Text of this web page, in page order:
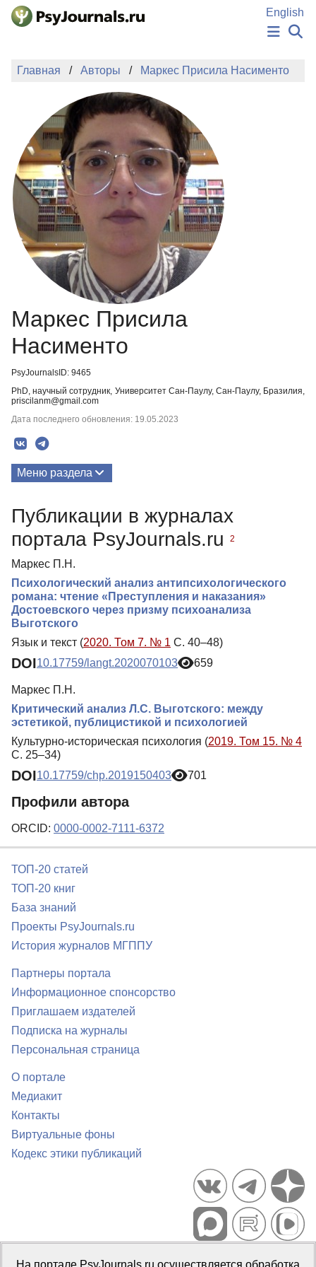
Перейти к основному содержанию
English
НОВОСТИ
АВТОРЫ
ПОДАТЬ РУКОПИСЬ
БАЗА ЗНАНИЙ
КЛЮЧЕВЫЕ СЛОВА
Регистрация
Главная Авторы Маркес Присила Насименто
Маркес Присила
Насименто
PsyJournalsID: 9465
PhD, научный сотрудник, Университет Сан-Паулу, Сан-Паулу, Бразилия,
priscilanm@gmail.com
Дата последнего обновления: 19.05.2023
Меню раздела
Публикации в журналах
портала PsyJournals.ru
2
Маркес П.Н.
Психологический анализ антипсихологического
романа: чтение «Преступления и наказания»
Достоевского через призму психоанализа
Выготского
Язык и текст (2020. Том 7. № 1 С. 40–48)
DOI10.17759/langt.2020070103 659
Маркес П.Н.
Критический анализ Л.С. Выготского: между
эстетикой, публицистикой и психологией
Культурно-историческая психология (2019. Том 15. № 4
С. 25–34)
DOI10.17759/chp.2019150403 701
Профили автора
ORCID: 0000-0002-7111-6372
ТОП-20 статей
ТОП-20 книг
База знаний
Проекты PsyJournals.ru
История журналов МГППУ
Партнеры портала
Информационное спонсорство
Приглашаем издателей
Подписка на журналы
Персональная страница
О портале
Медиакит
Контакты
Виртуальные фоны
Кодекс этики публикаций
Портал психологических изданий PsyJournals.ru, 2007–2026
На портале PsyJournals.ru осуществляется обработка